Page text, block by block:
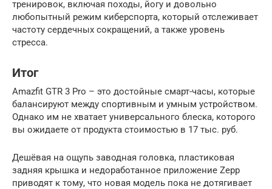
тренировок, включая походы, йогу и довольно
любопытный режим киберспорта, который отслеживает
частоту сердечных сокращений, а также уровень
стресса.
Итог
Amazfit GTR 3 Pro – это достойные смарт-часы, которые
балансируют между спортивным и умным устройством.
Однако им не хватает универсального блеска, которого
вы ожидаете от продукта стоимостью в 17 тыс. руб.
Дешёвая на ощупь заводная головка, пластиковая
задняя крышка и недоработанное приложение Zepp
приводят к тому, что новая модель пока не дотягивает